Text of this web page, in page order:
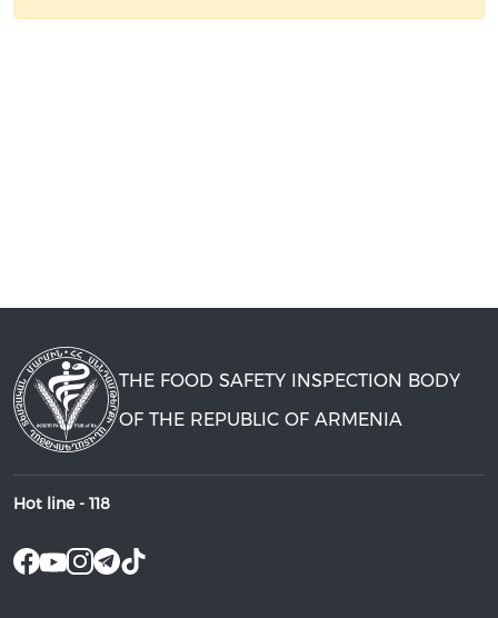
THE FOOD SAFETY INSPECTION BODY
OF THE REPUBLIC OF ARMENIA
Hot line - 118